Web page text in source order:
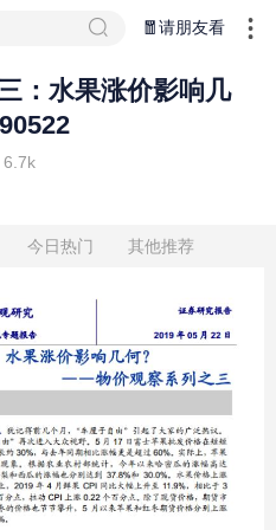
🧧请朋友看
：水果涨价影响几
6.7k
今日热门 其他推荐